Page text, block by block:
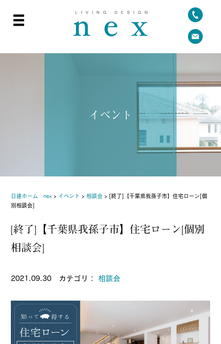
イベント
日建ホーム nex > イベント >相談会 > [終了]【千葉県我孫子市】住宅ローン[個
別相談会]
[終了]【千葉県我孫子市】住宅ローン[個別
相談会]
2021.09.30 カテゴリ：相談会